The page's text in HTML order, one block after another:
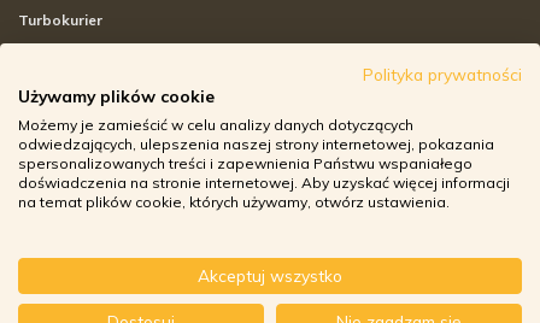
© ZOOZONE.PL 2018
Turbokurier
Adresy sklepów stacjonarnych
Godziny otwarcia sklepów
Aplikacja zoozone.pl
Zwroty i reklamacje
Polityka prywatności
Używamy plików cookie
Możemy je zamieścić w celu analizy danych dotyczących
odwiedzających, ulepszenia naszej strony internetowej, pokazania
spersonalizowanych treści i zapewnienia Państwu wspaniałego
doświadczenia na stronie internetowej. Aby uzyskać więcej informacji
na temat plików cookie, których używamy, otwórz ustawienia.
Akceptuj wszystko